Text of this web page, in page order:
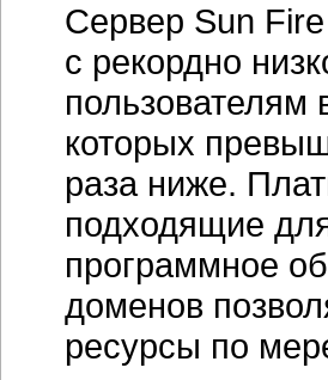
Сервер Sun Fire
с рекордно
пользователям
которых
раза ниже.
подходящие
программное
доменов
ресурсы по